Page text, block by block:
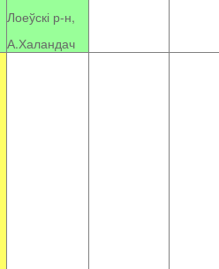
Лоеўскі р-н,
А.Халандач